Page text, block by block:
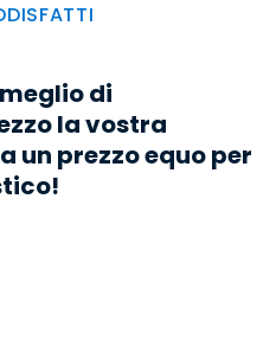
di
la vostra
un prezzo equo per